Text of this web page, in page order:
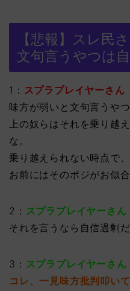
【悲報】スレ民
文句言うやつは自
1： スプラプレイヤーさん
味方が弱いと文句言うや
上の奴らはそれを乗り越
な。
乗り越えられない時点で
お前にはそのポジがお似合
2： スプラプレイヤーさん
それを言うなら自信過剰
3： スプラプレイヤーさん
コレ、一見味方批判叩い